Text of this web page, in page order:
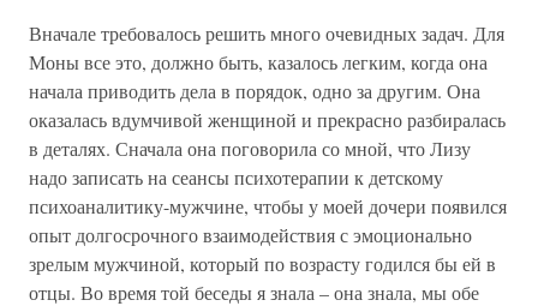
Вначале требовалось решить много очевидных задач. Для
Моны все это, должно быть, казалось легким, когда она
начала приводить дела в порядок, одно за другим. Она
оказалась вдумчивой женщиной и прекрасно разбиралась
в деталях. Сначала она поговорила со мной, что Лизу
надо записать на сеансы психотерапии к детскому
психоаналитику-мужчине, чтобы у моей дочери появился
опыт долгосрочного взаимодействия с эмоционально
зрелым мужчиной, который по возрасту годился бы ей в
отцы. Во время той беседы я знала – она знала, мы обе